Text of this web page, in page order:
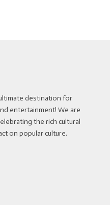
destination for
entertainment! We are
the rich cultural
on popular culture.